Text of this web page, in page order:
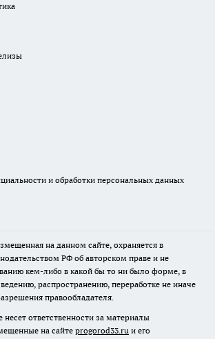
и обработки персональных данных
на данном сайте, охраняется в
РФ об авторском праве и не
кем-либо в какой бы то ни было форме, в
распространению, переработке не иначе
правообладателя.
несет ответственности за материалы
на сайте progorod33.ru и его